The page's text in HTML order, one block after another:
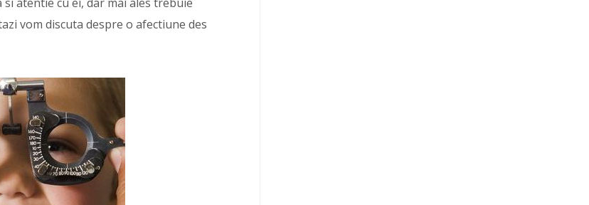
vom discuta despre o afectiune des